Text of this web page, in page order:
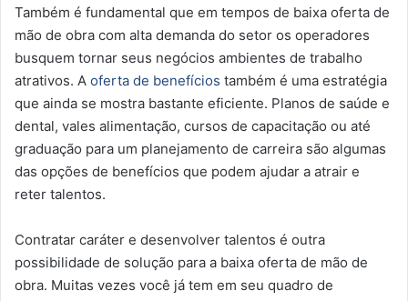
Também é fundamental que em tempos de baixa oferta de
mão de obra com alta demanda do setor os operadores
busquem tornar seus negócios ambientes de trabalho
atrativos. A oferta de benefícios também é uma estratégia
que ainda se mostra bastante eficiente. Planos de saúde e
dental, vales alimentação, cursos de capacitação ou até
graduação para um planejamento de carreira são algumas
das opções de benefícios que podem ajudar a atrair e
reter talentos.
Contratar caráter e desenvolver talentos é outra
possibilidade de solução para a baixa oferta de mão de
obra. Muitas vezes você já tem em seu quadro de